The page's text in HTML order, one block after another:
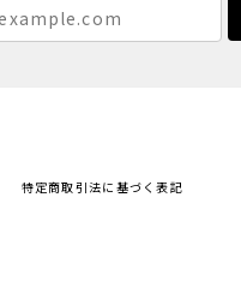
だき、暖かいコメントま
特定商取引法に基づく表記